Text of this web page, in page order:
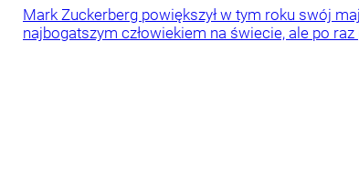
Mark Zuckerberg powiększył w tym roku swój
najbogatszym człowiekiem na świecie, ale po